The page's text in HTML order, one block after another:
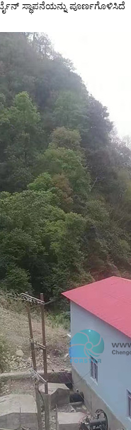
ಸ್ಥಾಪನೆಯನ್ನು ಪೂರ್ಣಗೊಳಿಸಿದೆ